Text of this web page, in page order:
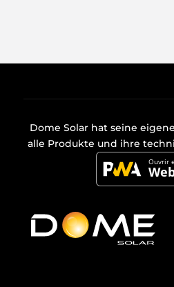
Dome Solar hat seine
alle Produkte und ihre